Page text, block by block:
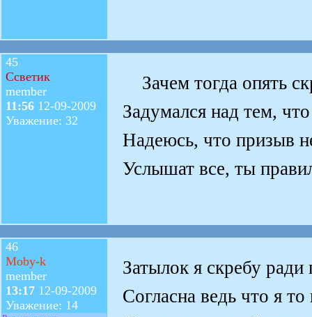
45
Ссветик
member
11:56 12-09-2009
Уважение: 32
Зачем тогда опять
Задумался над тем,
Надеюсь, что призыв
Услышат все, ты
46
Moby-k
member
13:17 12-09-2009
Уважение: 14
Затылок я скребу
Согласна ведь что я